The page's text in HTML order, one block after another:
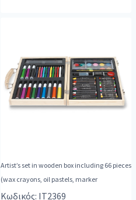
Artist’s set in wooden box including 66 pieces
(wax crayons, oil pastels, marker
Κωδικός: IT2369